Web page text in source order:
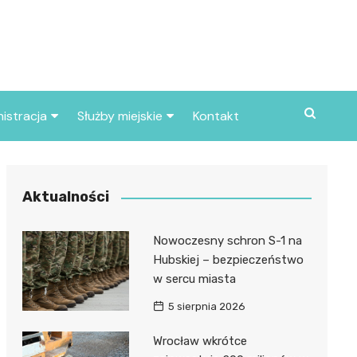
miasta
Służby miejskie
Policja
Kontakt
Aktualności
Nowoczesny schron S-1 na
Hubskiej – bezpieczeństwo
w sercu miasta
5 sierpnia 2026
Wrocław wkrótce